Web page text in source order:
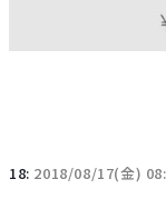
18: 2018/08/17(金)